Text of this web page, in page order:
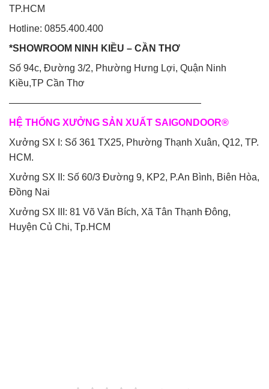
TP.HCM
Hotline: 0855.400.400
*SHOWROOM NINH KIỀU – CẦN THƠ
Số 94c, Đường 3/2, Phường Hưng Lợi, Quận Ninh
Kiều,TP Cần Thơ
————————————————————
HỆ THỐNG XƯỞNG SẢN XUẤT SAIGONDOOR®
Xưởng SX I: Số 361 TX25, Phường Thạnh Xuân, Q12, TP.
HCM.
Xưởng SX II: Số 60/3 Đường 9, KP2, P.An Bình, Biên Hòa,
Đồng Nai
Xưởng SX III: 81 Võ Văn Bích, Xã Tân Thạnh Đông,
Huyện Củ Chi, Tp.HCM